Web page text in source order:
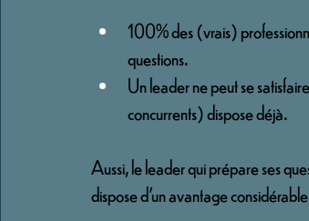
100% des (vrais)
questions.
Un leader ne peut se
concurrents) dispose déjà.
Aussi, le leader qui prépare ses
dispose d’un avantage